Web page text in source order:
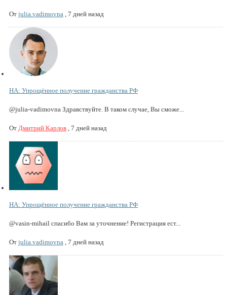
От julia.vadimovna , 7 дней назад
НА: Упрощённое получение гражданства РФ
@julia-vadimovna Здравствуйте. В таком случае, Вы сможе...
От Дмитрий Карлов , 7 дней назад
НА: Упрощённое получение гражданства РФ
@vasin-mihail спасибо Вам за уточнение! Регистрация ест...
От julia.vadimovna , 7 дней назад